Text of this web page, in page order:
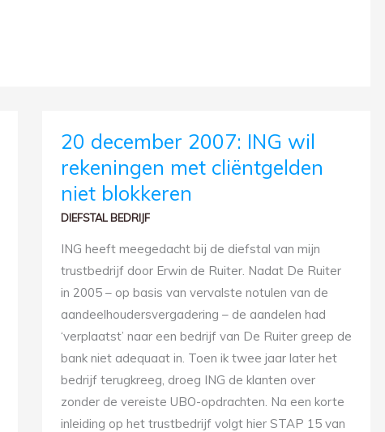
20 december 2007: ING wil
rekeningen met cliëntgelden
niet blokkeren
DIEFSTAL BEDRIJF
ING heeft meegedacht bij de diefstal van mijn
trustbedrijf door Erwin de Ruiter. Nadat De Ruiter
in 2005 – op basis van vervalste notulen van de
aandeelhoudersvergadering – de aandelen had
‘verplaatst’ naar een bedrijf van De Ruiter greep de
bank niet adequaat in. Toen ik twee jaar later het
bedrijf terugkreeg, droeg ING de klanten over
zonder de vereiste UBO-opdrachten. Na een korte
inleiding op het trustbedrijf volgt hier STAP 15 van
20
DECEMBER
ING
WIL
REKENINGEN
MET
CLIËNTGELDEN
NIET